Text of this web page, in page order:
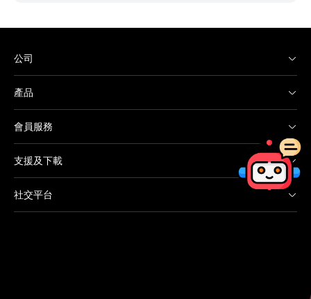
公司
產品
會員服務
支援及下載
社交平台